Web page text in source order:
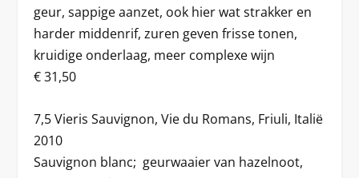
geur, sappige aanzet, ook hier wat strakker en
harder middenrif, zuren geven frisse tonen,
kruidige onderlaag, meer complexe wijn
€ 31,50
7,5 Vieris Sauvignon, Vie du Romans, Friuli, Italië
2010
Sauvignon blanc; geurwaaier van hazelnoot,